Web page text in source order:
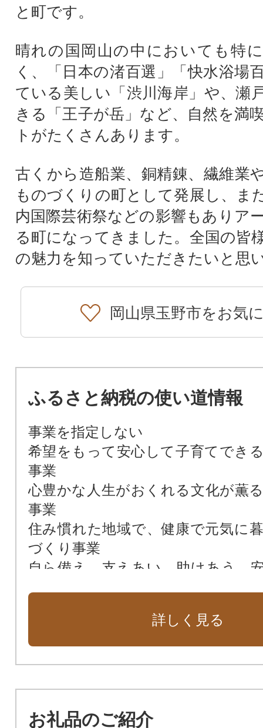
と町です。
晴れの国岡山の中においても特
く、「日本の渚百選」「快水浴場
ている美しい「渋川海岸」や、瀬
きる「王子が岳」など、自然を満
トがたくさんあります。
古くから造船業、銅精錬、繊維業
ものづくりの町として発展し、ま
内国際芸術祭などの影響もありア
る町になってきました。全国の皆
の魅力を知っていただきたいと思
岡山県玉野市をお気
ふるさと納税の使い道情報
事業を指定しない
希望をもって安心して子育てでき
事業
心豊かな人生がおくれる文化が薫
事業
住み慣れた地域で、健康で元気に
づくり事業
自ら備え、支えあい、助けあう、
詳しく見る
お礼品のご紹介